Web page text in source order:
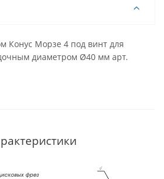
Конус Морзе 4 под винт для
диаметром Ø40 мм арт.